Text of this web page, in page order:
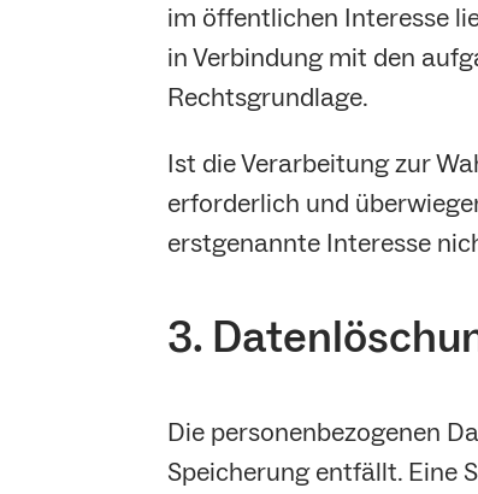
im öffentlichen Interesse
in Verbindung mit den
Rechtsgrundlage.
Ist die Verarbeitung zur
erforderlich und
erstgenannte Interesse
3.
Die personenbezogenen
Speicherung entfällt. Eine